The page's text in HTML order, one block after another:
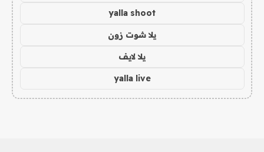
yalla shoot
يلا شوت زون
يلا لايف
yalla live